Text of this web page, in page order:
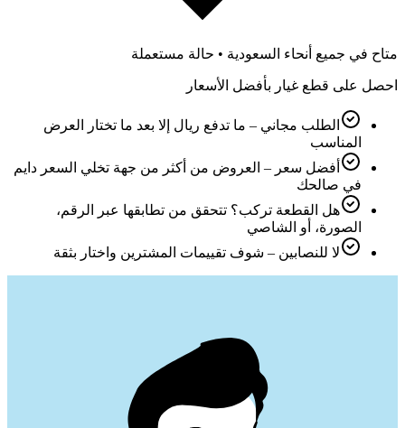
متاح في جميع أنحاء السعودية • حالة مستعملة
احصل على قطع غيار بأفضل الأسعار
الطلب مجاني – ما تدفع ريال إلا بعد ما تختار العرض
المناسب
أفضل سعر – العروض من أكثر من جهة تخلي السعر دايم
في صالحك
هل القطعة تركب؟ تتحقق من تطابقها عبر الرقم،
الصورة، أو الشاصي
لا للنصابين – شوف تقييمات المشترين واختار بثقة